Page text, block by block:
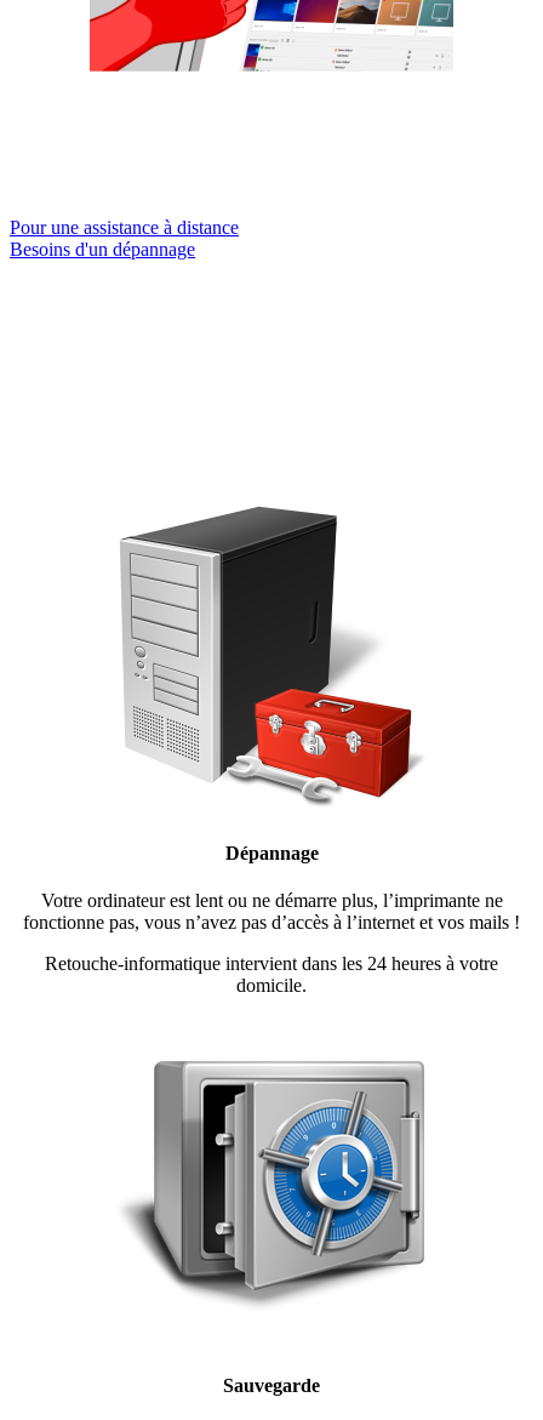
Pour une assistance à distance
Besoins d'un dépannage
Dépannage
Votre ordinateur est lent ou ne démarre plus, l’imprimante ne
fonctionne pas, vous n’avez pas d’accès à l’internet et vos mails !
Retouche-informatique intervient dans les 24 heures à votre
domicile.
Sauvegarde